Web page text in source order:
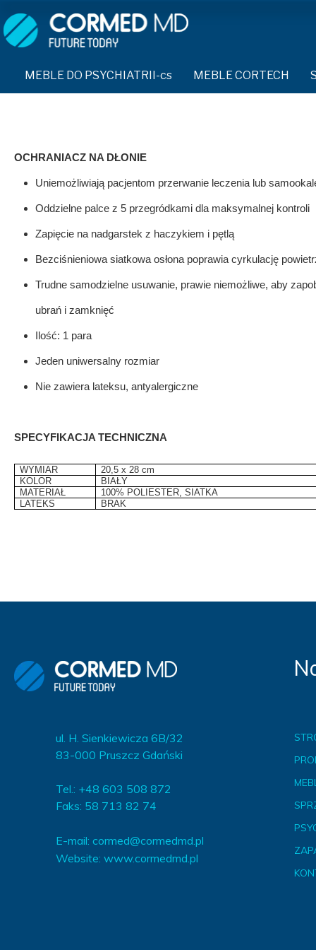
MEBLE DO PSYCHIATRII-cs
DOSTAWKA SZPITALNA-cs
KRZESŁA POLIPROPYLENOWE-cs
STOŁY-cs
SZAFY UBRANIOWE
SZAFKI PRZYŁÓŻKOWE-cs
MEBLE CORTECH
MEBLE DO PSYCHIATRII-cs
DOSTAWKA SZPITALNA-cs
KRZESŁA POLIPROPYLENOWE-cs
STOŁY-cs
SZAFKI PRZYŁÓŻKOWE-cs
MEBLE BEHAWIORALNE-cs
MEBLE WIĘZIENNE-cs
SPRZĘT DO PSYCHIATRII
KASK OCHRONNY-cs
BODYFIX OCHRONNA
KAMIZELKA
WYMIAR
20,5 x 28 cm
KOLOR
BIAŁY
MATERIAŁ
100% POLIESTER, SIATKA
LATEKS
BRAK
OCHRANIACZ NA DŁONIE
Uniemożliwiają pacjentom przerwanie leczenia lub
Oddzielne palce z 5 przegródkami dla maksymalnej kontroli
Zapięcie na nadgarstek z haczykiem i pętlą
Bezciśnieniowa siatkowa osłona poprawia cyrkulację
Trudne samodzielne usuwanie, prawie niemożliwe, aby
ubrań i zamknięć
Ilość: 1 para
Jeden uniwersalny rozmiar
Nie zawiera lateksu, antyalergiczne
SPECYFIKACJA TECHNICZNA
ul. H. Sienkiewicza 6B/32
83-000 Pruszcz Gdański
Tel.: +48 603 508 872
Faks: 58 713 82 74
E-mail: cormed@cormedmd.pl
Website: www.cormedmd.pl